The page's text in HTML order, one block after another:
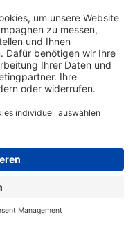
SALENewsletter
zzgl. Versandkosten
wenn nicht anders
Qualität für Ihr Office
Druckerzubehör
Computer oder Ihr
unter anderem Tinte